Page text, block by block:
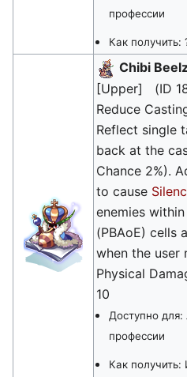
профессии
Как получить:
Chibi
[Upper] (ID
Reduce
Reflect single
back at the
Chance 2%).
to cause
enemies
(PBAoE) cells
when the user
Physical
10
Доступно
профессии
Как получить: